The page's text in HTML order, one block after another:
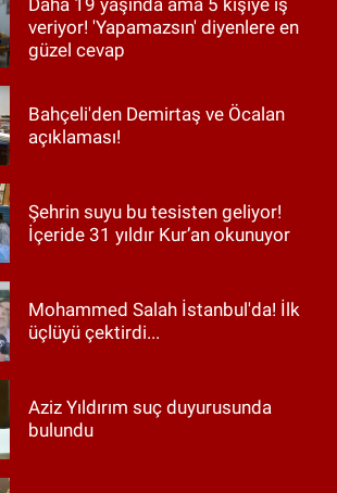
Daha 19 yaşında ama 5 kişiye iş
veriyor! 'Yapamazsın' diyenlere en
güzel cevap
Bahçeli'den Demirtaş ve Öcalan
açıklaması!
Şehrin suyu bu tesisten geliyor!
İçeride 31 yıldır Kur’an okunuyor
Mohammed Salah İstanbul'da! İlk
üçlüyü çektirdi...
Aziz Yıldırım suç duyurusunda
bulundu